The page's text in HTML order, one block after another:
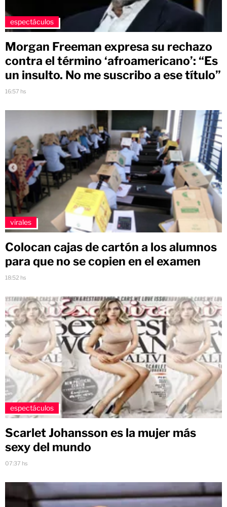
espectáculos
Morgan Freeman expresa su rechazo
contra el término ‘afroamericano’: “Es
un insulto. No me suscribo a ese título”
16:57 hs
virales
Colocan cajas de cartón a los alumnos
para que no se copien en el examen
18:52 hs
espectáculos
Scarlet Johansson es la mujer más
sexy del mundo
07:37 hs